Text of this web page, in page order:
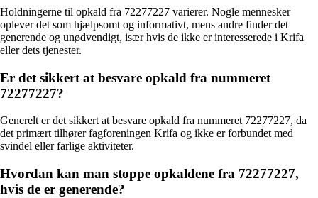
Holdningerne til opkald fra 72277227 varierer. Nogle mennesker
oplever det som hjælpsomt og informativt, mens andre finder det
generende og unødvendigt, især hvis de ikke er interesserede i Krifa
eller dets tjenester.
Er det sikkert at besvare opkald fra nummeret
72277227?
Generelt er det sikkert at besvare opkald fra nummeret 72277227, da
det primært tilhører fagforeningen Krifa og ikke er forbundet med
svindel eller farlige aktiviteter.
Hvordan kan man stoppe opkaldene fra 72277227,
hvis de er generende?